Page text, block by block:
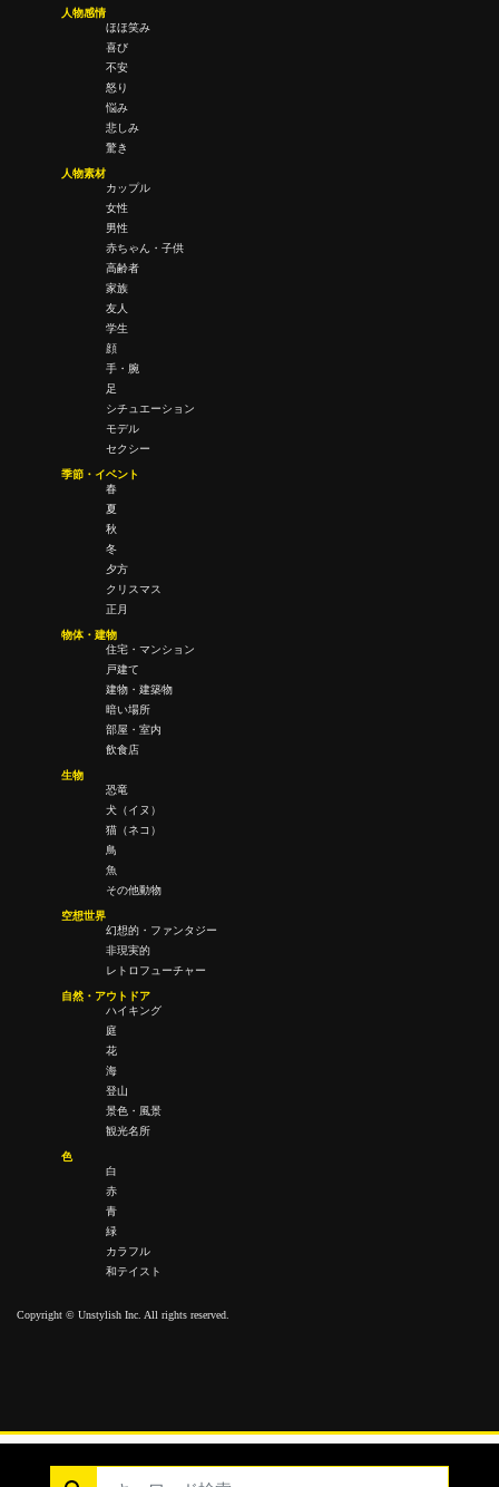
人物感情
ほほ笑み
喜び
不安
怒り
悩み
悲しみ
驚き
人物素材
カップル
女性
男性
赤ちゃん・子供
高齢者
家族
友人
学生
顔
手・腕
足
シチュエーション
モデル
セクシー
季節・イベント
春
夏
秋
冬
夕方
クリスマス
正月
物体・建物
住宅・マンション
戸建て
建物・建築物
暗い場所
部屋・室内
飲食店
生物
恐竜
犬（イヌ）
猫（ネコ）
鳥
魚
その他動物
空想世界
幻想的・ファンタジー
非現実的
レトロフューチャー
自然・アウトドア
ハイキング
庭
花
海
登山
景色・風景
観光名所
色
白
赤
青
緑
カラフル
和テイスト
Copyright © Unstylish Inc. All rights reserved.